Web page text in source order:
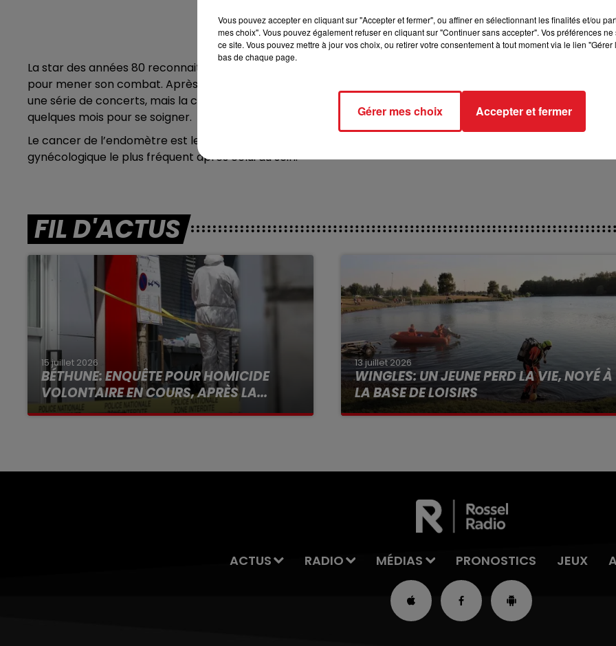
La star des années 80 reconnait ne pas “aller très bien”
pour mener son combat. Après la sortie de son 8e album
une série de concerts, mais la chanteuse de 67 ans est contrainte de mettre sa carrière entre parenthèses
quelques mois pour se soigner.
Le cancer de l’endomètre est le 4e cancer le plus fréquent chez la femme en France et le 2e cancer
gynécologique le plus fréquent après celui du sein.
FIL D'ACTUS
15 juillet 2026
BÉTHUNE: ENQUÊTE POUR HOMICIDE
VOLONTAIRE EN COURS, APRÈS LA...
Selon les premiers éléments, le logement
13 juillet 2026
WINGLES: UN JEUNE PERD LA VIE, NOYÉ À
LA BASE DE LOISIRS
La victime a coulé à pic
ACTUS RADIO MÉDIAS PRONOSTICS JEUX
Vous pouvez accepter en cliquant sur "Accepter et fermer", ou affiner en sélectionnant les finalités et/ou
mes choix". Vous pouvez également refuser en cliquant sur "Continuer sans accepter". Vos préférences
ce site. Vous pouvez mettre à jour vos choix, ou retirer votre consentement à tout moment via le lien
bas de chaque page.
Gérer mes choix Accepter et fermer